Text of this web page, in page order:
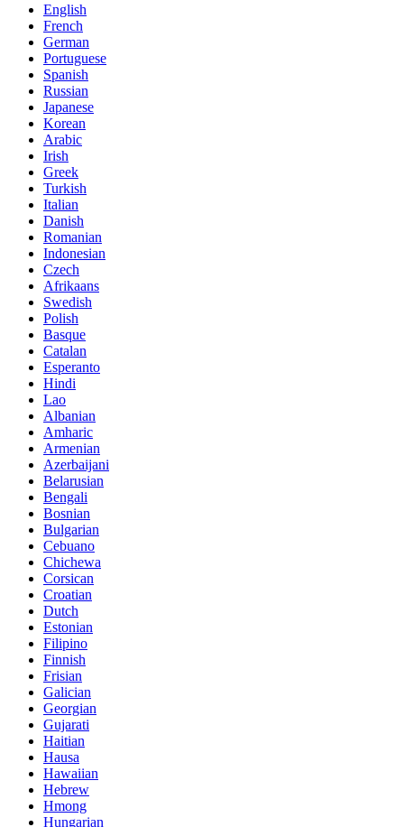
English
French
German
Portuguese
Spanish
Russian
Japanese
Korean
Arabic
Irish
Greek
Turkish
Italian
Danish
Romanian
Indonesian
Czech
Afrikaans
Swedish
Polish
Basque
Catalan
Esperanto
Hindi
Lao
Albanian
Amharic
Armenian
Azerbaijani
Belarusian
Bengali
Bosnian
Bulgarian
Cebuano
Chichewa
Corsican
Croatian
Dutch
Estonian
Filipino
Finnish
Frisian
Galician
Georgian
Gujarati
Haitian
Hausa
Hawaiian
Hebrew
Hmong
Hungarian